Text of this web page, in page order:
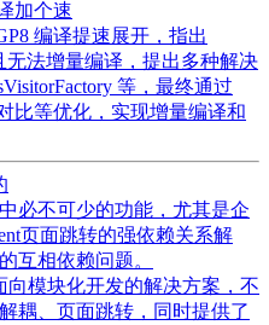
加个速
编译提速展开，指出
无法增量编译，提出多种解决
等，最终通过
比等优化，实现增量编译和
必不可少的功能，尤其是企
页面跳转的强依赖关系解
互相依赖问题。
向模块化开发的解决方案，不
耦、页面跳转，同时提供了